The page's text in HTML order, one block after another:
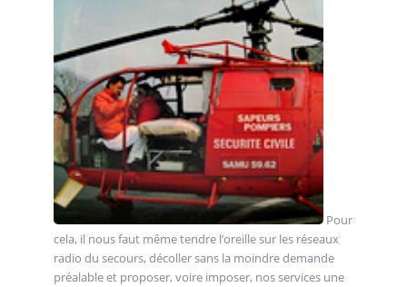
Pour
cela, il nous faut même tendre l’oreille sur les réseaux
radio du secours, décoller sans la moindre demande
préalable et proposer, voire imposer, nos services une